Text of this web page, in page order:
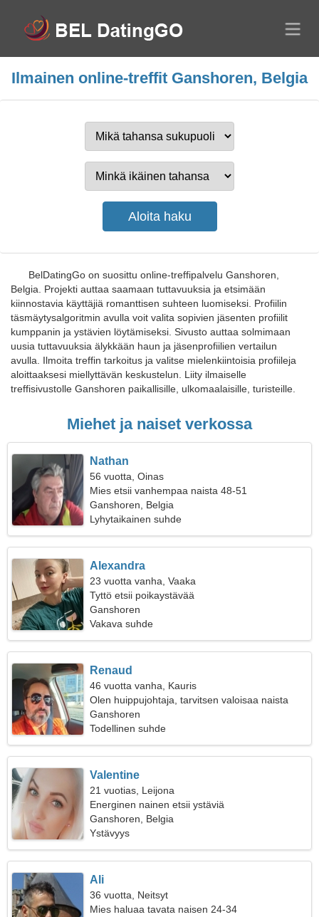
Ilmainen online-treffit Ganshoren, Belgia
BelDatingGo on suosittu online-treffipalvelu Ganshoren,
Belgia. Projekti auttaa saamaan tuttavuuksia ja etsimään
kiinnostavia käyttäjiä romanttisen suhteen luomiseksi. Profiilin
täsmäytysalgoritmin avulla voit valita sopivien jäsenten profiilit
kumppanin ja ystävien löytämiseksi. Sivusto auttaa solmimaan
uusia tuttavuuksia älykkään haun ja jäsenprofiilien vertailun
avulla. Ilmoita treffin tarkoitus ja valitse mielenkiintoisia profiileja
aloittaaksesi miellyttävän keskustelun. Liity ilmaiselle
treffisivustolle Ganshoren paikallisille, ulkomaalaisille, turisteille.
Miehet ja naiset verkossa
Nathan
56 vuotta, Oinas
Mies etsii vanhempaa naista 48-51
Ganshoren, Belgia
Lyhytaikainen suhde
Alexandra
23 vuotta vanha, Vaaka
Tyttö etsii poikaystävää
Ganshoren
Vakava suhde
Renaud
46 vuotta vanha, Kauris
Olen huippujohtaja, tarvitsen valoisaa naista
Ganshoren
Todellinen suhde
Valentine
21 vuotias, Leijona
Energinen nainen etsii ystäviä
Ganshoren, Belgia
Ystävyys
Ali
36 vuotta, Neitsyt
Mies haluaa tavata naisen 24-34